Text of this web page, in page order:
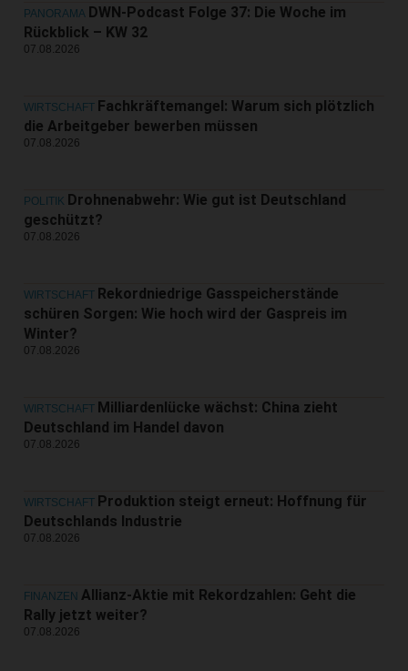
PANORAMA DWN-Podcast Folge 37: Die Woche im
Rückblick – KW 32
07.08.2026
WIRTSCHAFT Fachkräftemangel: Warum sich plötzlich
die Arbeitgeber bewerben müssen
07.08.2026
POLITIK Drohnenabwehr: Wie gut ist Deutschland
geschützt?
07.08.2026
WIRTSCHAFT Rekordniedrige Gasspeicherstände
schüren Sorgen: Wie hoch wird der Gaspreis im
Winter?
07.08.2026
WIRTSCHAFT Milliardenlücke wächst: China zieht
Deutschland im Handel davon
07.08.2026
WIRTSCHAFT Produktion steigt erneut: Hoffnung für
Deutschlands Industrie
07.08.2026
FINANZEN Allianz-Aktie mit Rekordzahlen: Geht die
Rally jetzt weiter?
07.08.2026